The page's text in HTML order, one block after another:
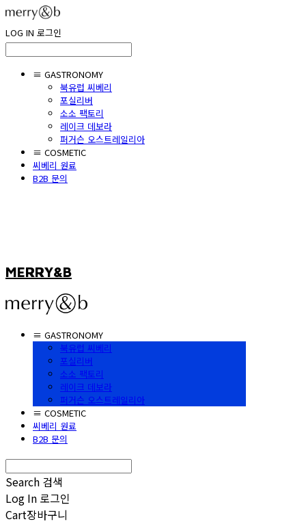
LOG IN 로그인
≡ GASTRONOMY
북유럽 씨베리
포실리버
소소 팩토리
레이크 데보라
퍼거슨 오스트레일리아
≡ COSMETIC
씨베리 원료
B2B 문의
MERRY&B
≡ GASTRONOMY
북유럽 씨베리
포실리버
소소 팩토리
레이크 데보라
퍼거슨 오스트레일리아
≡ COSMETIC
씨베리 원료
B2B 문의
Search 검색
Log In 로그인
Cart장바구니